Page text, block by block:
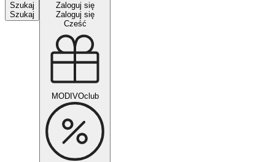
Szukaj
Szukaj
Zaloguj się
Zaloguj się
Cześć
MODIVOclub